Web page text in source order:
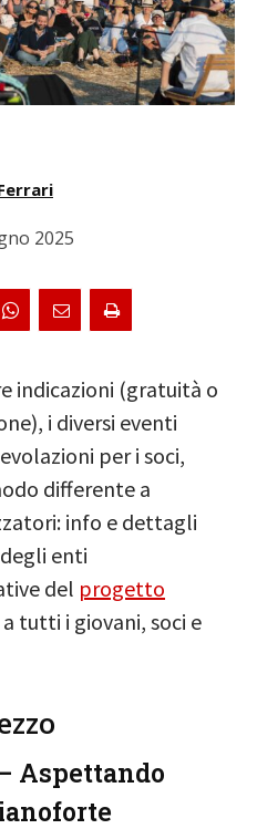
2025
indicazioni (gratuità o
i diversi eventi
per i soci,
differente a
info e dettagli
enti
del progetto
tutti i giovani, soci e
Aspettando